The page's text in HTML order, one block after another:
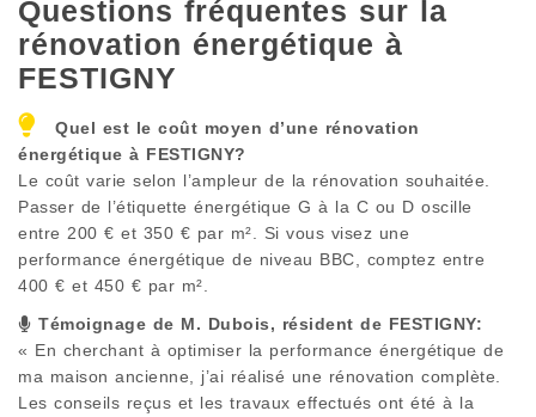
Questions fréquentes sur la
rénovation énergétique à
FESTIGNY
Quel est le coût moyen d’une rénovation
énergétique à FESTIGNY?
Le coût varie selon l’ampleur de la rénovation souhaitée.
Passer de l’étiquette énergétique G à la C ou D oscille
entre 200 € et 350 € par m². Si vous visez une
performance énergétique de niveau BBC, comptez entre
400 € et 450 € par m².
Témoignage de M. Dubois, résident de FESTIGNY:
« En cherchant à optimiser la performance énergétique de
ma maison ancienne, j’ai réalisé une rénovation complète.
Les conseils reçus et les travaux effectués ont été à la